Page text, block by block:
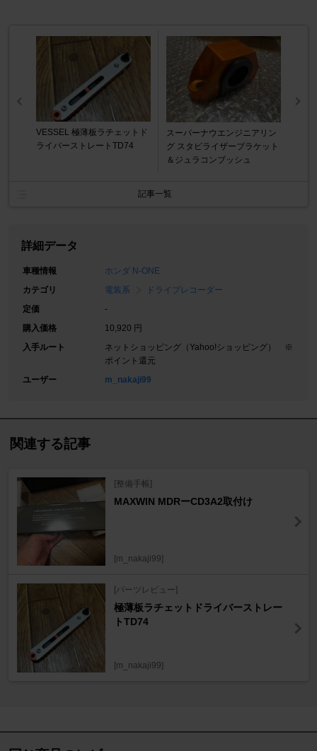
VESSEL 極薄板ラチェットド
ライバーストレートTD74
スーパーナウエンジニアリン
グ スタビライザーブラケット
＆ジュラコンブッシュ
記事一覧
詳細データ
車種情報
ホンダ N-ONE
カテゴリ
電装系
ドライブレコーダー
定価
-
購入価格
10,920 円
入手ルート
ネットショッピング（Yahoo!ショッピング） ※
ポイント還元
ユーザー
m_nakaji99
関連する記事
[整備手帳]
MAXWIN MDRーCD3A2取付け
[m_nakaji99]
[パーツレビュー]
極薄板ラチェットドライバーストレー
トTD74
[m_nakaji99]